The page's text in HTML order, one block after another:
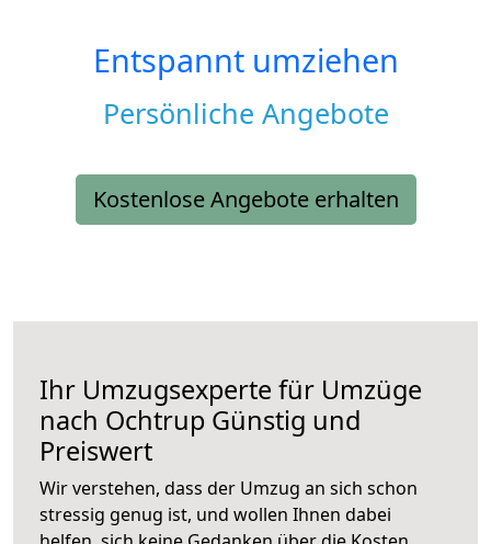
Entspannt umziehen
Persönliche Angebote
Kostenlose Angebote erhalten
Ihr Umzugsexperte für Umzüge
nach Ochtrup Günstig und
Preiswert
Wir verstehen, dass der Umzug an sich schon
stressig genug ist, und wollen Ihnen dabei